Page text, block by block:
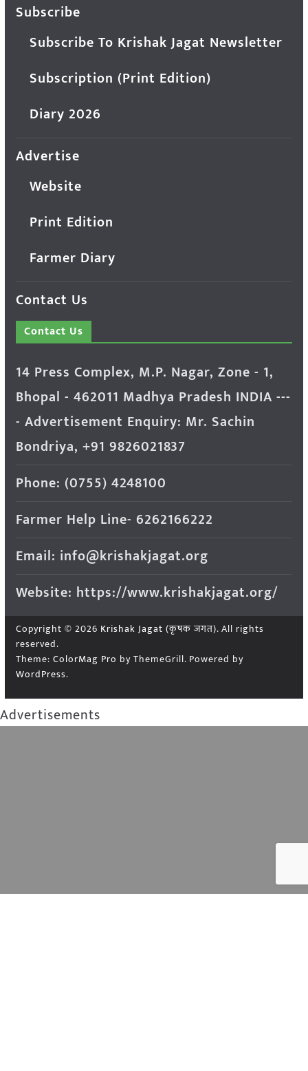
Subscribe
Subscribe To Krishak Jagat Newsletter
Subscription (Print Edition)
Diary 2026
Advertise
Website
Print Edition
Farmer Diary
Contact Us
Contact Us
14 Press Complex, M.P. Nagar, Zone - 1,
Bhopal - 462011 Madhya Pradesh INDIA ---
- Advertisement Enquiry: Mr. Sachin
Bondriya, +91 9826021837
Phone: (0755) 4248100
Farmer Help Line- 6262166222
Email: info@krishakjagat.org
Website: https://www.krishakjagat.org/
Copyright © 2026 Krishak Jagat (कृषक जगत). All rights
reserved.
Theme: ColorMag Pro by ThemeGrill. Powered by
WordPress.
Advertisements